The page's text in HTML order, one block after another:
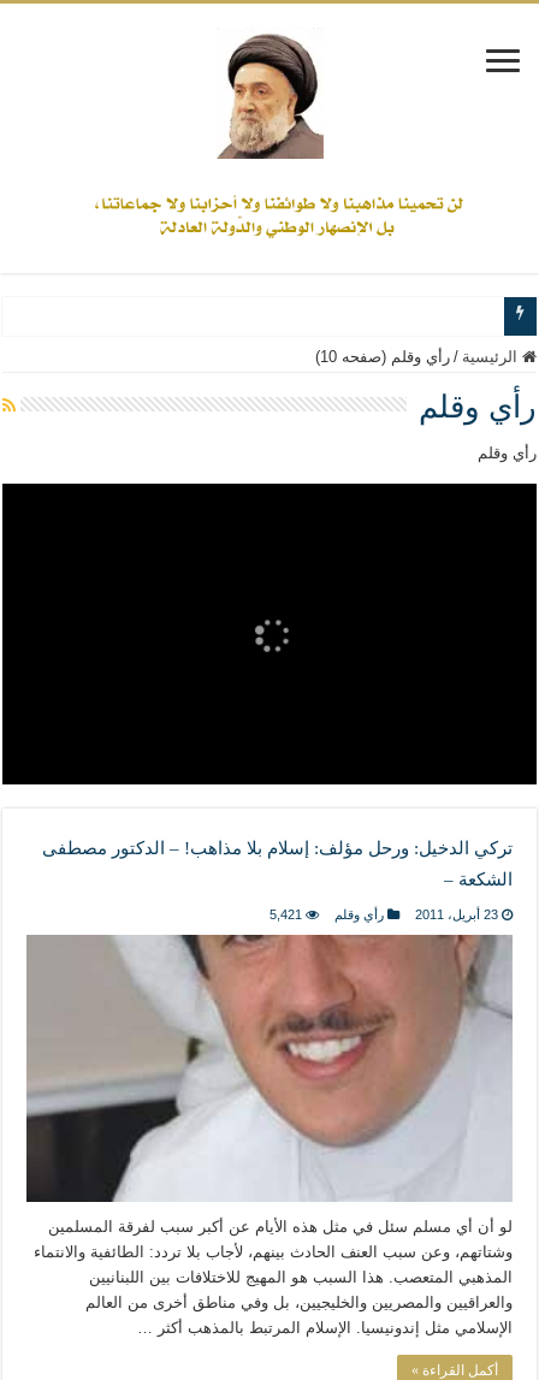
www.alamine.net
مواقف وآراء العلاّمة السيد علي الأمين من الأحداث والقضايا - اضغط للاطلاع
إذا كان التسنن هو الإيمان بسنة رسول الله ( صلى الله عليه وآله) فكلّ
الرئيسية / رأي وقلم (صفحه 10)
رأي وقلم
رأي وقلم
تركي الدخيل: ورحل مؤلف: إسلام بلا مذاهب! – الدكتور مصطفى
الشكعة –
23 أبريل، 2011 رأي وقلم 5,421
لو أن أي مسلم سئل في مثل هذه الأيام عن أكبر سبب لفرقة المسلمين
وشتاتهم، وعن سبب العنف الحادث بينهم، لأجاب بلا تردد: الطائفية والانتماء
المذهبي المتعصب. هذا السبب هو المهيج للاختلافات بين اللبنانيين
والعراقيين والمصريين والخليجيين، بل وفي مناطق أخرى من العالم
الإسلامي مثل إندونيسيا. الإسلام المرتبط بالمذهب أكثر …
أكمل القراءة »